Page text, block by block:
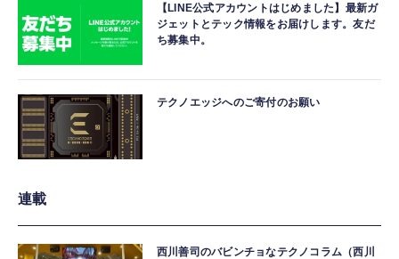
【LINE公式アカウントはじめました】最新ガ
ジェットとテック情報をお届けします。友だ
ち募集中。
テクノエッジへのご寄付のお願い
連載
西川善司のバビンチョなテクノコラム（西川